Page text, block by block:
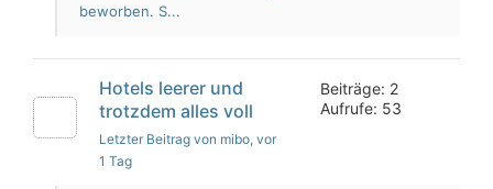
beworben. S...
Hotels leerer und
trotzdem alles voll
Letzter Beitrag von mibo, vor
1 Tag
Beiträge: 2
Aufrufe: 53